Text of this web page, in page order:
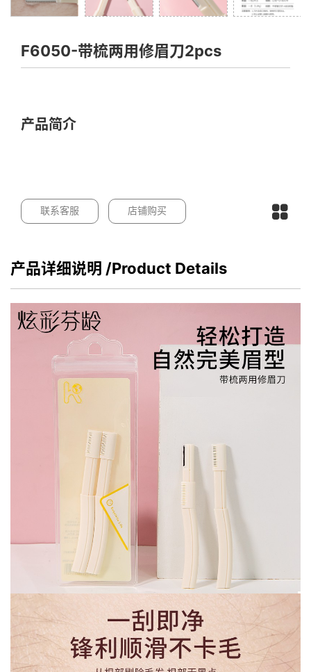
F6050-带梳两用修眉刀2pcs
产品简介
联系客服 店铺购买
产品详细说明 /Product Details